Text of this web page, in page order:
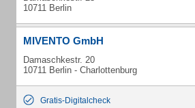
10711 Berlin
MIVENTO GmbH
Damaschkestr. 20
10711 Berlin - Charlottenburg
Gratis-Digitalcheck